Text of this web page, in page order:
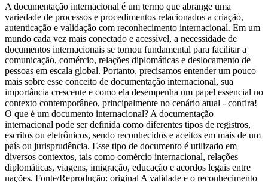
A documentação internacional é um termo que abrange uma
variedade de processos e procedimentos relacionados a criação,
autenticação e validação com reconhecimento internacional. Em um
mundo cada vez mais conectado e acessível, a necessidade de
documentos internacionais se tornou fundamental para facilitar a
comunicação, comércio, relações diplomáticas e deslocamento de
pessoas em escala global. Portanto, precisamos entender um pouco
mais sobre esse conceito de documentação internacional, sua
importância crescente e como ela desempenha um papel essencial no
contexto contemporâneo, principalmente no cenário atual - confira!
O que é um documento internacional? A documentação
internacional pode ser definida como diferentes tipos de registros,
escritos ou eletrônicos, sendo reconhecidos e aceitos em mais de um
país ou jurisprudência. Esse tipo de documento é utilizado em
diversos contextos, tais como comércio internacional, relações
diplomáticas, viagens, imigração, educação e acordos legais entre
nações. Fonte/Reprodução: original A validade e o reconhecimento